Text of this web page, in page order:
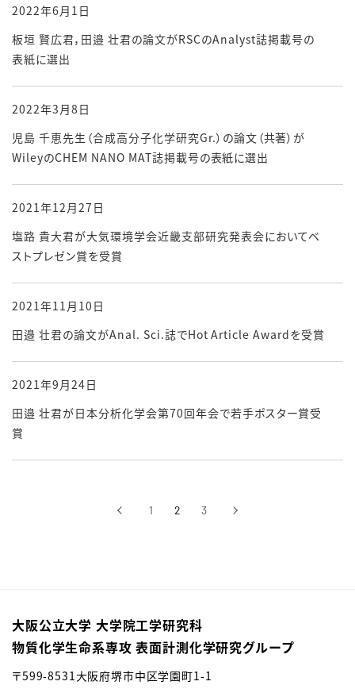
2022年6月1日
板垣 賢広君，田邉 壮君の論文がRSCのAnalyst誌掲載号の
表紙に選出
2022年3月8日
児島 千恵先生（合成高分子化学研究Gr.）の論文（共著）が
WileyのCHEM NANO MAT誌掲載号の表紙に選出
2021年12月27日
塩路 貴大君が大気環境学会近畿支部研究発表会においてベ
ストプレゼン賞を受賞
2021年11月10日
田邉 壮君の論文がAnal. Sci.誌でHot Article Awardを受賞
2021年9月24日
田邉 壮君が日本分析化学会第70回年会で若手ポスター賞受
賞
‹前へ 1 2 3 ›次へ
大阪公立大学 大学院工学研究科
物質化学生命系専攻 表面計測化学研究グループ
〒599-8531大阪府堺市中区学園町1-1